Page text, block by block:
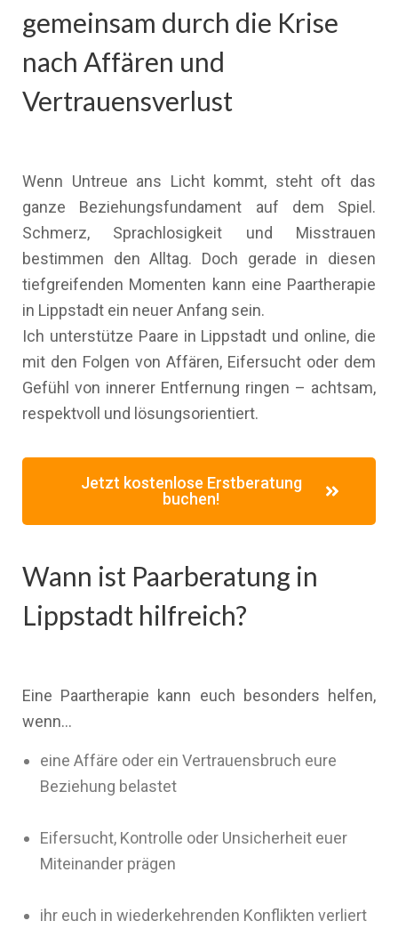
gemeinsam durch die Krise
nach Affären und
Vertrauensverlust
Wenn Untreue ans Licht kommt, steht oft das
ganze Beziehungsfundament auf dem Spiel.
Schmerz, Sprachlosigkeit und Misstrauen
bestimmen den Alltag. Doch gerade in diesen
tiefgreifenden Momenten kann eine Paartherapie
in Lippstadt ein neuer Anfang sein.
Ich unterstütze Paare in Lippstadt und online, die
mit den Folgen von Affären, Eifersucht oder dem
Gefühl von innerer Entfernung ringen – achtsam,
respektvoll und lösungsorientiert.
Jetzt kostenlose Erstberatung
buchen!
Wann ist Paarberatung in
Lippstadt hilfreich?
Eine Paartherapie kann euch besonders helfen,
wenn…
eine Affäre oder ein Vertrauensbruch eure
Beziehung belastet
Eifersucht, Kontrolle oder Unsicherheit euer
Miteinander prägen
ihr euch in wiederkehrenden Konflikten verliert